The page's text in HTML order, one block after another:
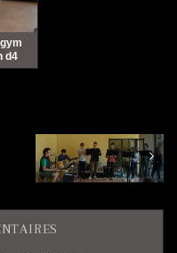
d4
L'apéro rock